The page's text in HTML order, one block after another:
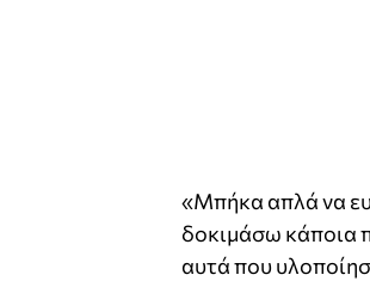
«Μπήκα απλά να
δοκιμάσω κάποια
αυτά που